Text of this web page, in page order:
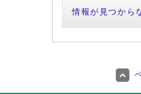
情報が見つから